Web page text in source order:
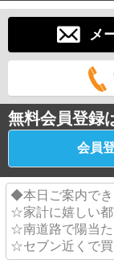
メ
無料会員登録
会員
◆本日ご案内で
☆家計に嬉しい
☆南道路で陽当
☆セブン近くで